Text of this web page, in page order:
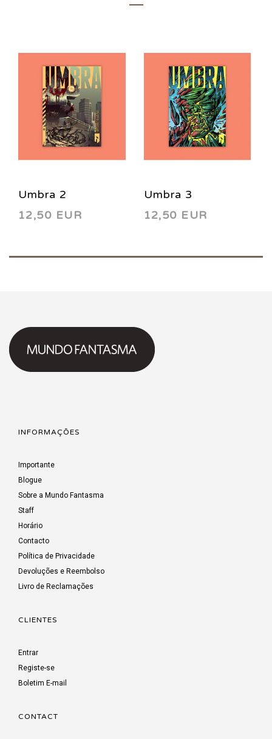
Umbra 2
12,50 EUR
Umbra 3
12,50 EUR
INFORMAÇÕES
Importante
Blogue
Sobre a Mundo Fantasma
Staff
Horário
Contacto
Política de Privacidade
Devoluções e Reembolso
Livro de Reclamações
CLIENTES
Entrar
Registe-se
Boletim E-mail
CONTACT